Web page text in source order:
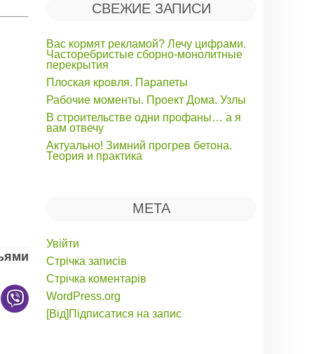
СВЕЖИЕ ЗАПИСИ
Вас кормят рекламой? Лечу цифрами.
Часторебристые сборно-монолитные
перекрытия
Плоская кровля. Парапеты
Рабочие моменты. Проект Дома. Узлы
В строительстве одни профаны… а я
вам отвечу
Актуально! Зимний прогрев бетона.
Теория и практика
МЕТА
Увійти
Стрічка записів
Стрічка коментарів
WordPress.org
[Від]Підписатися на запис